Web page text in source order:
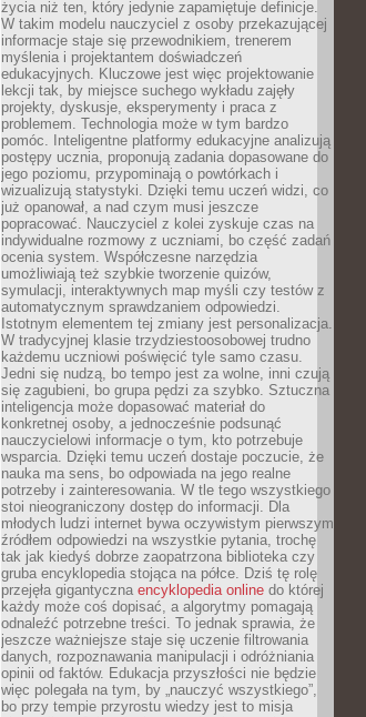
życia niż ten, który jedynie zapamiętuje definicje.
W takim modelu nauczyciel z osoby przekazującej
informacje staje się przewodnikiem, trenerem
myślenia i projektantem doświadczeń
edukacyjnych. Kluczowe jest więc projektowanie
lekcji tak, by miejsce suchego wykładu zajęły
projekty, dyskusje, eksperymenty i praca z
problemem. Technologia może w tym bardzo
pomóc. Inteligentne platformy edukacyjne analizują
postępy ucznia, proponują zadania dopasowane do
jego poziomu, przypominają o powtórkach i
wizualizują statystyki. Dzięki temu uczeń widzi, co
już opanował, a nad czym musi jeszcze
popracować. Nauczyciel z kolei zyskuje czas na
indywidualne rozmowy z uczniami, bo część zadań
ocenia system. Współczesne narzędzia
umożliwiają też szybkie tworzenie quizów,
symulacji, interaktywnych map myśli czy testów z
automatycznym sprawdzaniem odpowiedzi.
Istotnym elementem tej zmiany jest personalizacja.
W tradycyjnej klasie trzydziestoosobowej trudno
każdemu uczniowi poświęcić tyle samo czasu.
Jedni się nudzą, bo tempo jest za wolne, inni czują
się zagubieni, bo grupa pędzi za szybko. Sztuczna
inteligencja może dopasować materiał do
konkretnej osoby, a jednocześnie podsunąć
nauczycielowi informacje o tym, kto potrzebuje
wsparcia. Dzięki temu uczeń dostaje poczucie, że
nauka ma sens, bo odpowiada na jego realne
potrzeby i zainteresowania. W tle tego wszystkiego
stoi nieograniczony dostęp do informacji. Dla
młodych ludzi internet bywa oczywistym pierwszym
źródłem odpowiedzi na wszystkie pytania, trochę
tak jak kiedyś dobrze zaopatrzona biblioteka czy
gruba encyklopedia stojąca na półce. Dziś tę rolę
przejęła gigantyczna encyklopedia online do której
każdy może coś dopisać, a algorytmy pomagają
odnaleźć potrzebne treści. To jednak sprawia, że
jeszcze ważniejsze staje się uczenie filtrowania
danych, rozpoznawania manipulacji i odróżniania
opinii od faktów. Edukacja przyszłości nie będzie
więc polegała na tym, by „nauczyć wszystkiego”,
bo przy tempie przyrostu wiedzy jest to misja